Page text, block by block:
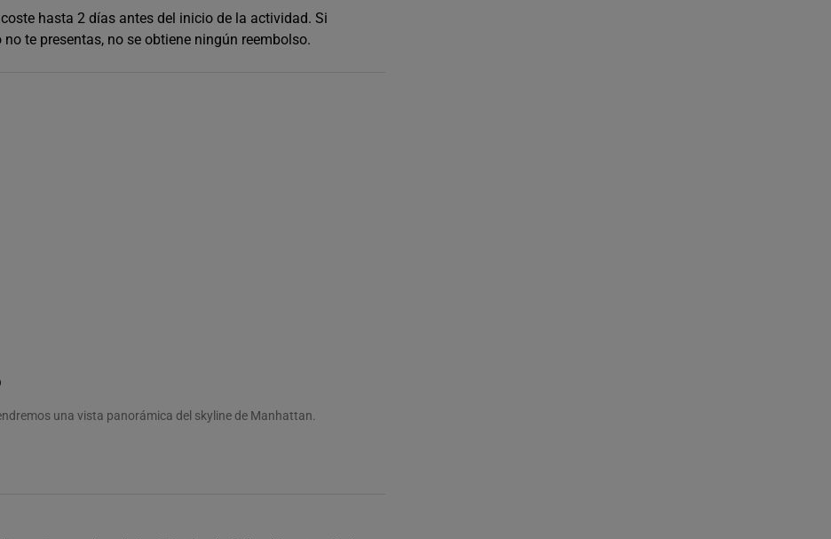
hasta 2 días antes del inicio de la actividad. Si
te presentas, no se obtiene ningún reembolso.
una vista panorámica del skyline de Manhattan.